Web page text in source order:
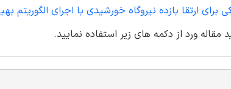
ارتقا بازده نیروگاه خورشیدی با اجرای الگوریتم
ورد از دکمه های زیر استفاده نمایید.